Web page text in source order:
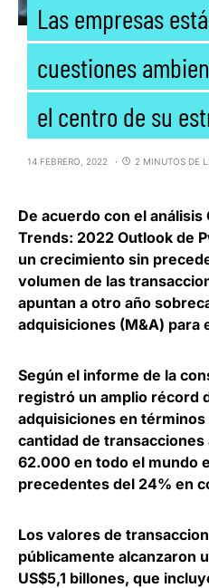
Las empresas
cuestiones
el centro de su
14 FEBRERO, 2022 2 MINUTOS DE
De acuerdo con el análisis
Trends: 2022 Outlook de
un crecimiento sin
volumen de las
apuntan a otro año
adquisiciones (M&A) para
Según el informe de la
registró un amplio récord
adquisiciones en
cantidad de
62.000 en todo el mundo
precedentes del 24% en
Los valores de
públicamente alcanzaron
US$5,1 billones, que